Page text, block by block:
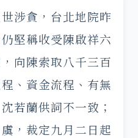
涉貪，台北地院昨
堅稱收受陳啟祥六
向陳索取八千三百
、資金流程、有無
若蘭供詞不一致；
，裁定九月二日起